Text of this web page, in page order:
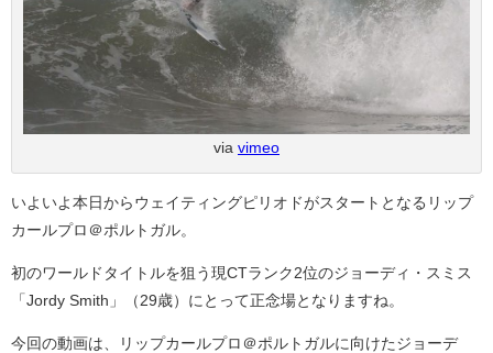
via vimeo
いよいよ本日からウェイティングピリオドがスタートとなるリップ
カールプロ＠ポルトガル。
初のワールドタイトルを狙う現CTランク2位のジョーディ・スミス
「Jordy Smith」（29歳）にとって正念場となりますね。
今回の動画は、リップカールプロ＠ポルトガルに向けたジョーデ